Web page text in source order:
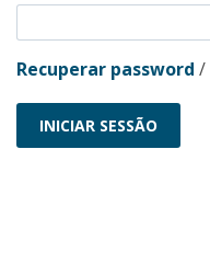
Recuperar password /
INICIAR SESSÃO